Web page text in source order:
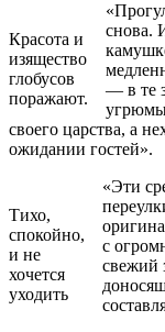
Красота и
изящество
глобусов
поражают.
снова.
— в те
своего царства, а
ожидании гостей».
Тихо,
спокойно,
и не
хочется
уходить
«Эти
с
свежий